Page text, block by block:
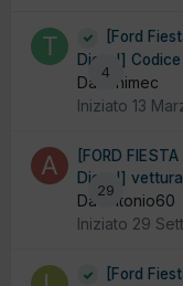
4
[Ford
Diesel]
Da tonimec
Iniziato 13
29
[FORD
Diesel]
Da antonio60
Iniziato 29
[Ford